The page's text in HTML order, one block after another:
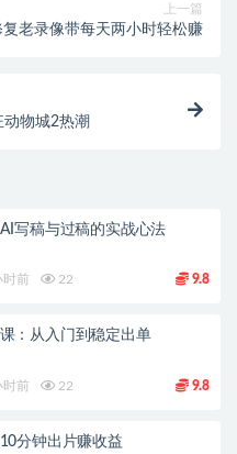
上一篇
老录像带每天两小时轻松赚
动物城2热潮
写稿与过稿的实战心法
时前 22 9.8
：从入门到稳定出单
时前 22 9.8
分钟出片赚收益